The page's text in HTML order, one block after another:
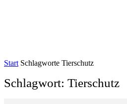
Start Schlagworte Tierschutz
Schlagwort: Tierschutz